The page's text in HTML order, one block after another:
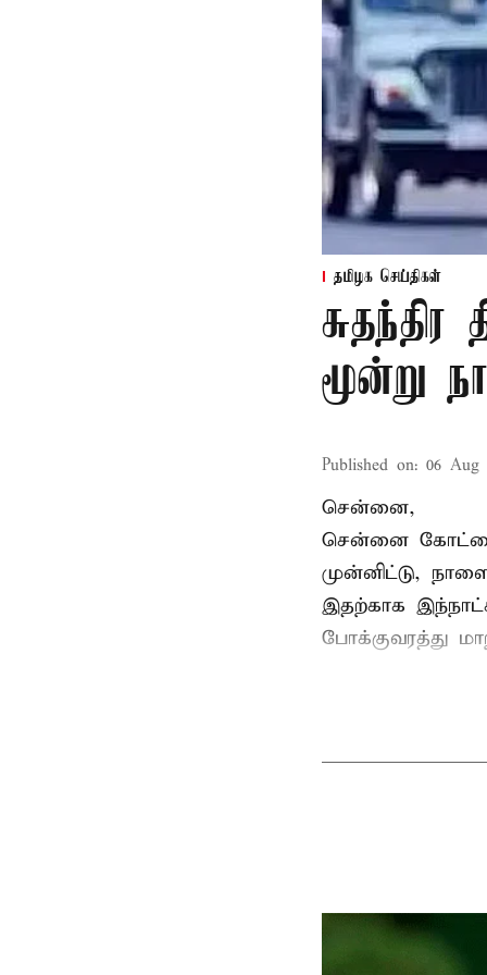
தமிழக செய்திகள்
மூன்று
Published on: 06 Aug
சென்னை,
சென்னை
முன்னிட்டு,
இதற்காக
போக்குவரத்து